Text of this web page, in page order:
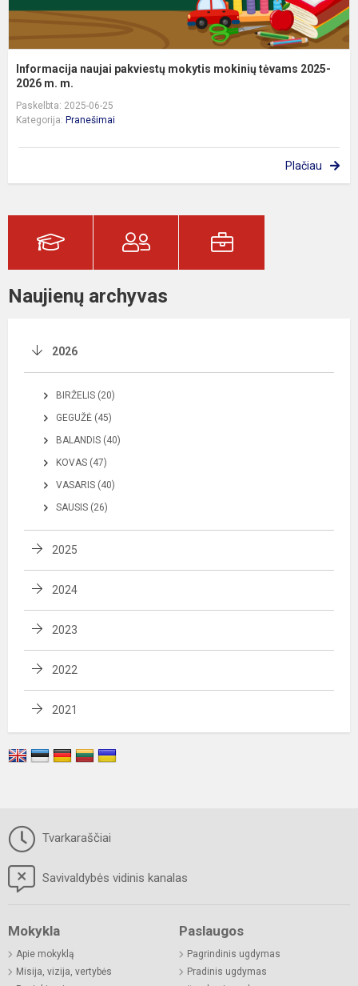
Informacija naujai pakviestų mokytis mokinių tėvams 2025-
2026 m. m.
Paskelbta: 2025-06-25
Kategorija: Pranešimai
Plačiau
Naujienų archyvas
2026
BIRŽELIS (20)
GEGUŽĖ (45)
BALANDIS (40)
KOVAS (47)
VASARIS (40)
SAUSIS (26)
2025
2024
2023
2022
2021
Tvarkaraščiai
Savivaldybės vidinis kanalas
Mokykla
Apie mokyklą
Misija, vizija, vertybės
Paslaugos
Pagrindinis ugdymas
Pradinis ugdymas